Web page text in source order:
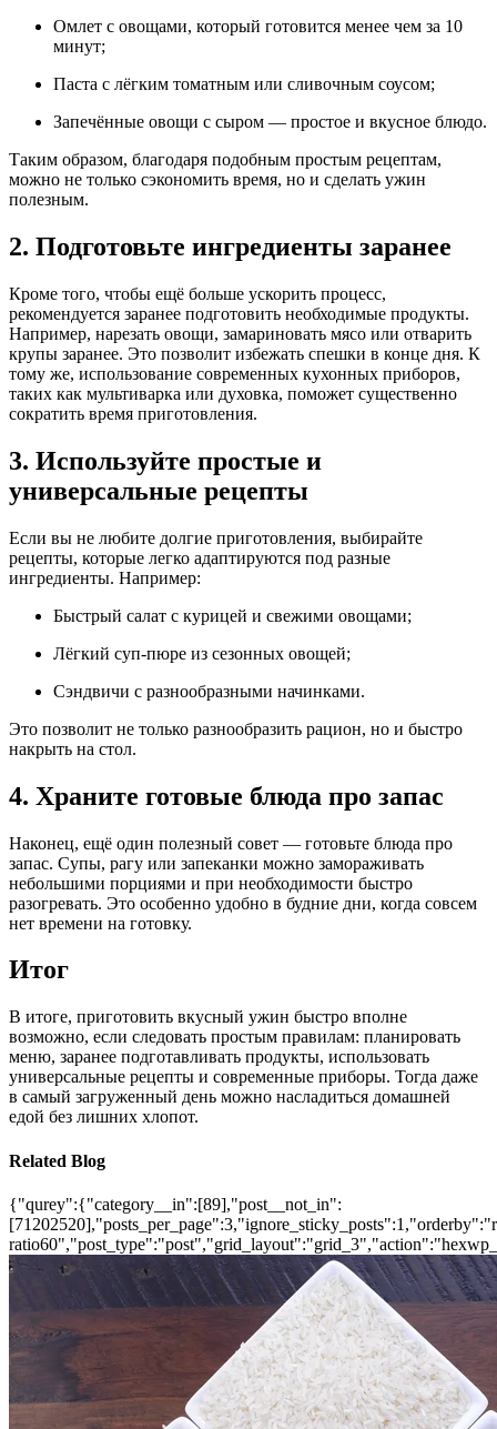
Омлет с овощами, который готовится менее чем за 10
минут;
Паста с лёгким томатным или сливочным соусом;
Запечённые овощи с сыром — простое и вкусное блюдо.
Таким образом, благодаря подобным простым рецептам,
можно не только сэкономить время, но и сделать ужин
полезным.
2. Подготовьте ингредиенты заранее
Кроме того, чтобы ещё больше ускорить процесс,
рекомендуется заранее подготовить необходимые продукты.
Например, нарезать овощи, замариновать мясо или отварить
крупы заранее. Это позволит избежать спешки в конце дня. К
тому же, использование современных кухонных приборов,
таких как мультиварка или духовка, поможет существенно
сократить время приготовления.
3. Используйте простые и
универсальные рецепты
Если вы не любите долгие приготовления, выбирайте
рецепты, которые легко адаптируются под разные
ингредиенты. Например:
Быстрый салат с курицей и свежими овощами;
Лёгкий суп-пюре из сезонных овощей;
Сэндвичи с разнообразными начинками.
Это позволит не только разнообразить рацион, но и быстро
накрыть на стол.
4. Храните готовые блюда про запас
Наконец, ещё один полезный совет — готовьте блюда про
запас. Супы, рагу или запеканки можно замораживать
небольшими порциями и при необходимости быстро
разогревать. Это особенно удобно в будние дни, когда совсем
нет времени на готовку.
Итог
В итоге, приготовить вкусный ужин быстро вполне
возможно, если следовать простым правилам: планировать
меню, заранее подготавливать продукты, использовать
универсальные рецепты и современные приборы. Тогда даже
в самый загруженный день можно насладиться домашней
едой без лишних хлопот.
Related Blog
{"qurey":{"category__in":[89],"post__not_in":